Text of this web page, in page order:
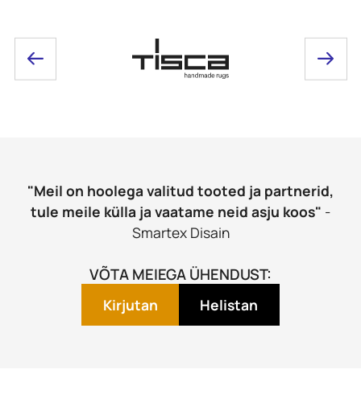
"Meil on hoolega valitud tooted ja partnerid,
tule meile külla ja vaatame neid asju koos" -
Smartex Disain
VÕTA MEIEGA ÜHENDUST:
Kirjutan Helistan